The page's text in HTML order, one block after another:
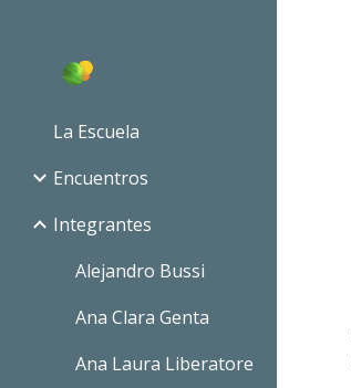
La Escuela
Encuentros
Integrantes
Alejandro Bussi
Ana Clara Genta
Ana Laura Liberatore